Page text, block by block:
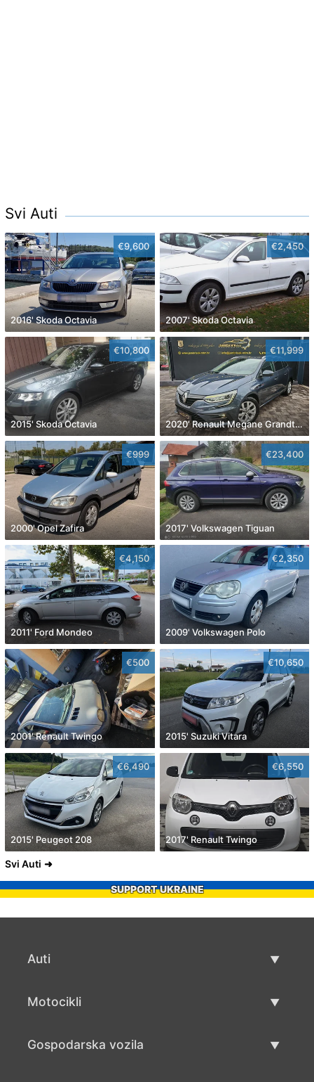
Svi Auti
€9,600
2016' Skoda Octavia
€2,450
2007' Skoda Octavia
€10,800
2015' Skoda Octavia
€11,999
2020' Renault Megane Grandtour Dci 115
€999
2000' Opel Zafira
€23,400
2017' Volkswagen Tiguan
€4,150
2011' Ford Mondeo
€2,350
2009' Volkswagen Polo
€500
2001' Renault Twingo
€10,650
2015' Suzuki Vitara
€6,490
2015' Peugeot 208
€6,550
2017' Renault Twingo
Svi Auti
SUPPORT UKRAINE
Auti
Motocikli
Gospodarska vozila